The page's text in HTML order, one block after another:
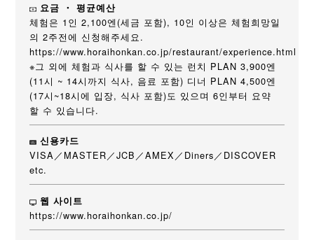
요금 ・ 평균예산
체험은 1인 2,100엔(세금 포함), 10인 이상은 체험희망일
의 2주전에 신청해주세요.
https://www.horaihonkan.co.jp/restaurant/experience.html
※그 외에 체험과 식사를 할 수 있는 런치 PLAN 3,900엔
(11시 ~ 14시까지 식사, 음료 포함) 디너 PLAN 4,500엔
(17시~18시에 입장, 식사 포함)도 있으며 6인부터 요약
할 수 있습니다.
신용카드
VISA／MASTER／JCB／AMEX／Diners／DISCOVER
etc.
웹 사이트
https://www.horaihonkan.co.jp/